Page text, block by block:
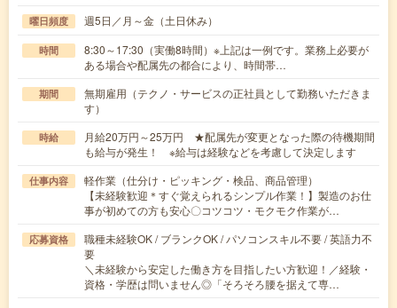
曜日頻度 週5日／月～金（土日休み）
時間
8:30～17:30（実働8時間）※上記は一例です。業務上必要が
ある場合や配属先の都合により、時間帯…
期間
無期雇用（テクノ・サービスの正社員として勤務いただきま
す）
時給
月給20万円～25万円 ★配属先が変更となった際の待機期間
も給与が発生！ ※給与は経験などを考慮して決定します
仕事内容
軽作業（仕分け・ピッキング・検品、商品管理）
【未経験歓迎＊すぐ覚えられるシンプル作業！】製造のお仕
事が初めての方も安心〇コツコツ・モクモク作業が…
応募資格
職種未経験OK / ブランクOK / パソコンスキル不要 / 英語力不
要
＼未経験から安定した働き方を目指したい方歓迎！／経験・
資格・学歴は問いません◎「そろそろ腰を据えて専…